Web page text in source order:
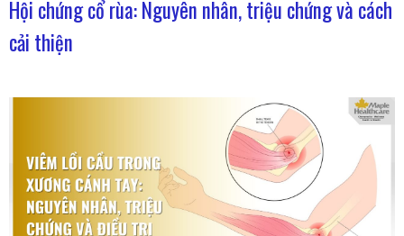
Hội chứng cổ rùa: Nguyên nhân, triệu chứng và cách
cải thiện